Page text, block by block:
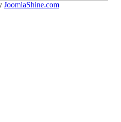
JoomlaShine.com